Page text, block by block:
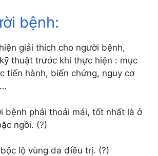
bệnh:
giải thích cho người bệnh,
thuật trước khi thực hiện : mục
tiến hành, biến chứng, nguy cơ
bệnh phải thoải mái, tốt nhất là ở
ngồi. (?)
lộ vùng da điều trị. (?)